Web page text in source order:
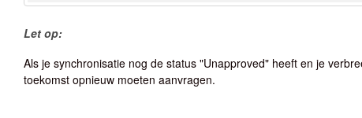
Let op:
Als je synchronisatie nog de status "Unapproved" heeft en je
toekomst opnieuw moeten aanvragen.